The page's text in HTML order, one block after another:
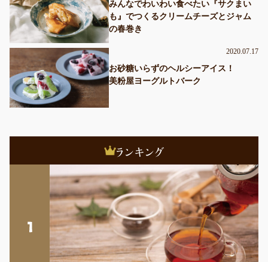
みんなでわいわい食べたい『サクまい
も』でつくるクリームチーズとジャム
の春巻き
2020.07.17
お砂糖いらずのヘルシーアイス！
美粉屋ヨーグルトバーク